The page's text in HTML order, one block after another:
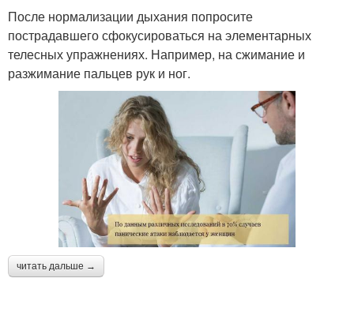
После нормализации дыхания попросите
пострадавшего сфокусироваться на элементарных
телесных упражнениях. Например, на сжимание и
разжимание пальцев рук и ног.
читать дальше →